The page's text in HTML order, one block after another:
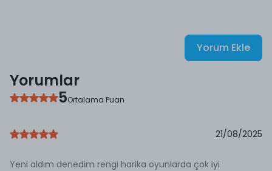
Yorum Ekle
Yorumlar
5Ortalama Puan
21/08/2025
Yeni aldım denedim rengi harika oyunlarda çok iyi